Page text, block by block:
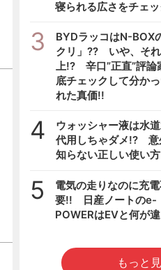
寝られる広さをチェ
3
BYDラッコはN-BOX
クリ」?? いや、そ
上!? 辛口”正直”評論
底チェックして分か
れた真価!!
4
ウォッシャー液は水
代用しちゃダメ!? 意
知らない正しい使い方
5
電気の走りなのに充
要!! 日産ノートのe-
POWERはEVと何が
もっと